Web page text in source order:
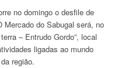
no domingo o desfile de
do Sabugal será, no
– Entrudo Gordo”, local
ligadas ao mundo
região.